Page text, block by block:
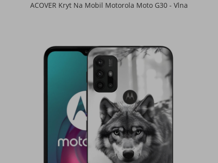
ACOVER Kryt Na Mobil Motorola Moto G30 - Vlna